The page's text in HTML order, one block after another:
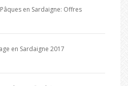
en Sardaigne: Offres
en Sardaigne 2017